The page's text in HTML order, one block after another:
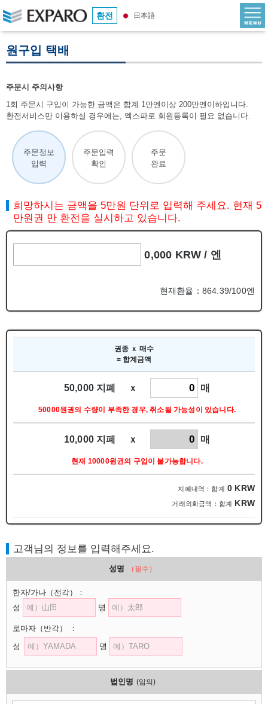
환전 日本語
원구입 택배
주문시 주의사항
1회 주문시 구입이 가능한 금액은 합계 1만엔이상 200만엔이하입니다.
환전서비스만 이용하실 경우에는, 엑스파로 회원등록이 필요 없습니다.
주문정보
입력
주문입력
확인
주문
완료
희망하시는 금액을 5만원 단위로 입력해 주세요. 현재 5
만원권 만 환전을 실시하고 있습니다.
0,000 KRW / 엔
현재환율：864.39/100엔
권종 ｘ 매수
= 합계금액
50,000 지폐 ｘ 매
50000원권의 수량이 부족한 경우, 취소될 가능성이 있습니다.
10,000 지폐 ｘ 매
현재 10000원권의 구입이 불가능합니다.
지폐내역：합계 0 KRW
거래외화금액：합계 KRW
고객님의 정보를 입력해주세요.
성명 （필수）
한자/가나 （전각）
：
성
명
로마자 （반각）
：
성
명
법인명 (임의)